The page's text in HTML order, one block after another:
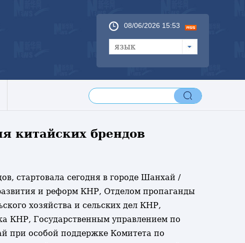
08/06/2026 15:53
язык
китайских брендов
стартовала сегодня в городе Шанхай /
и реформ КНР, Отделом пропаганды
хозяйства и сельских дел КНР,
КНР, Государственным управлением по
при особой поддержке Комитета по